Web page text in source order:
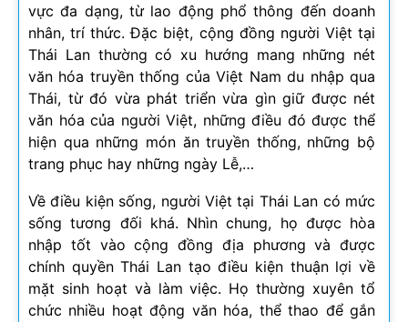
vực đa dạng, từ lao động phổ thông đến doanh
nhân, trí thức. Đặc biệt, cộng đồng người Việt tại
Thái Lan thường có xu hướng mang những nét
văn hóa truyền thống của Việt Nam du nhập qua
Thái, từ đó vừa phát triển vừa gìn giữ được nét
văn hóa của người Việt, những điều đó được thể
hiện qua những món ăn truyền thống, những bộ
trang phục hay những ngày Lễ,…
Về điều kiện sống, người Việt tại Thái Lan có mức
sống tương đối khá. Nhìn chung, họ được hòa
nhập tốt vào cộng đồng địa phương và được
chính quyền Thái Lan tạo điều kiện thuận lợi về
mặt sinh hoạt và làm việc. Họ thường xuyên tổ
chức nhiều hoạt động văn hóa, thể thao để gắn